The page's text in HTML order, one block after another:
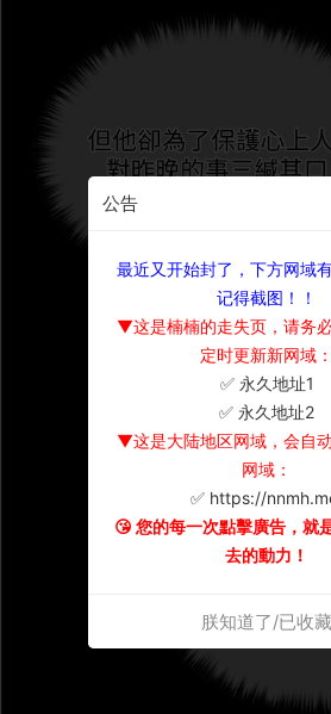
公告
最近又开始封了，下方网域
记得截图！！
▼这是楠楠的走失页，请务
定时更新新网域：
✅ 永久地址1
✅ 永久地址2
▼这是大陆地区网域，会自
网域：
✅ https://
😘 您的每一次點擊廣告，就
去的動力！
朕知道了/已收藏